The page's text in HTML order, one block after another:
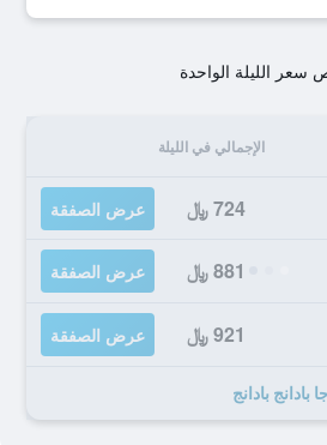
سعر الليلة الواحدة
الإجمالي في الليلة
724 ﷼ عرض الصفقة
881 ﷼ عرض الصفقة
921 ﷼ عرض الصفقة